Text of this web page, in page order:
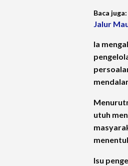
Baca juga:
Jalur
Ia
utuh
Isu